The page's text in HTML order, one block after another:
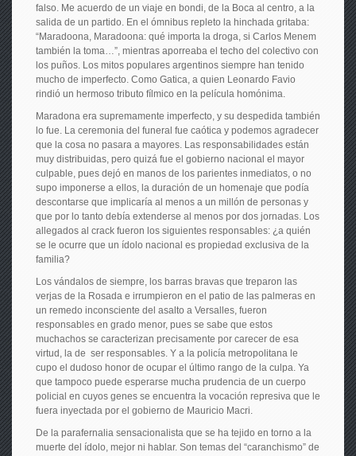
falso. Me acuerdo de un viaje en bondi, de la Boca al centro, a la
salida de un partido. En el ómnibus repleto la hinchada gritaba:
“Maradoona, Maradoona: qué importa la droga, si Carlos Menem
también la toma…”, mientras aporreaba el techo del colectivo con
los puños. Los mitos populares argentinos siempre han tenido
mucho de imperfecto. Como Gatica, a quien Leonardo Favio
rindió un hermoso tributo fílmico en la película homónima.
Maradona era supremamente imperfecto, y su despedida también
lo fue. La ceremonia del funeral fue caótica y podemos agradecer
que la cosa no pasara a mayores. Las responsabilidades están
muy distribuidas, pero quizá fue el gobierno nacional el mayor
culpable, pues dejó en manos de los parientes inmediatos, o no
supo imponerse a ellos, la duración de un homenaje que podía
descontarse que implicaría al menos a un millón de personas y
que por lo tanto debía extenderse al menos por dos jornadas. Los
allegados al crack fueron los siguientes responsables: ¿a quién
se le ocurre que un ídolo nacional es propiedad exclusiva de la
familia?
Los vándalos de siempre, los barras bravas que treparon las
verjas de la Rosada e irrumpieron en el patio de las palmeras en
un remedo inconsciente del asalto a Versalles, fueron
responsables en grado menor, pues se sabe que estos
muchachos se caracterizan precisamente por carecer de esa
virtud, la de ser responsables. Y a la policía metropolitana le
cupo el dudoso honor de ocupar el último rango de la culpa. Ya
que tampoco puede esperarse mucha prudencia de un cuerpo
policial en cuyos genes se encuentra la vocación represiva que le
fuera inyectada por el gobierno de Mauricio Macri.
De la parafernalia sensacionalista que se ha tejido en torno a la
muerte del ídolo, mejor ni hablar. Son temas del “caranchismo” de